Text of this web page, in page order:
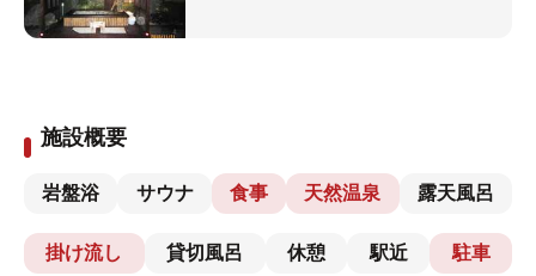
施設概要
岩盤浴 サウナ 食事 天然温泉 露天風呂
掛け流し 貸切風呂 休憩 駅近 駐車